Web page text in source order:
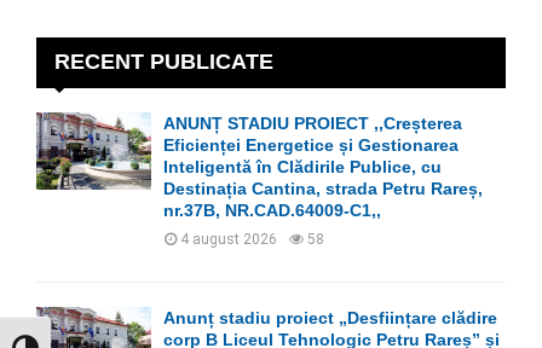
r
:
E
A
C
RECENT PUBLICATE
ANUNȚ STADIU PROIECT ,,Creșterea
Eficienței Energetice și Gestionarea
Inteligentă în Clădirile Publice, cu
Destinația Cantina, strada Petru Rareș,
nr.37B, NR.CAD.64009-C1,,
4 august 2026 58
Anunț stadiu proiect „Desființare clădire
corp B Liceul Tehnologic Petru Rareș” și